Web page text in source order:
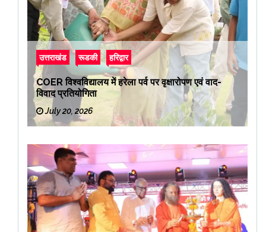
उत्तराखंड रूडकी हरिद्वार
COER विश्वविद्यालय में हरेला पर्व पर वृक्षारोपण एवं वाद-
विवाद प्रतियोगिता
July 20, 2026